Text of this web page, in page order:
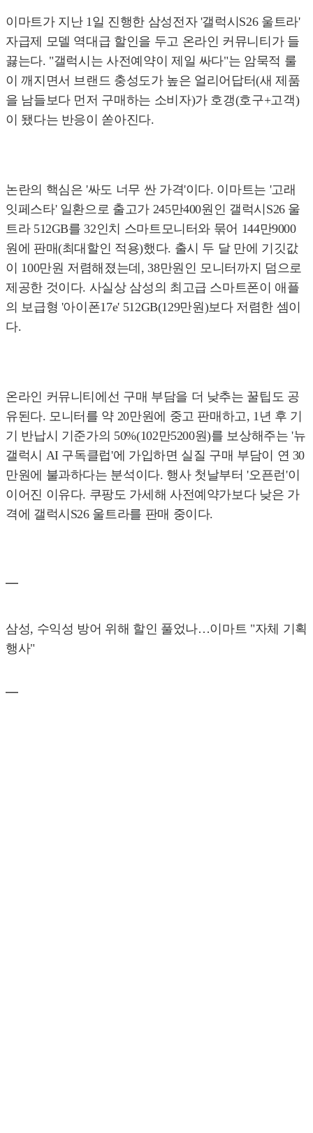
이마트가 지난 1일 진행한 삼성전자 '갤럭시S26 울트라'
자급제 모델 역대급 할인을 두고 온라인 커뮤니티가 들
끓는다. "갤럭시는 사전예약이 제일 싸다"는 암묵적 룰
이 깨지면서 브랜드 충성도가 높은 얼리어답터(새 제품
을 남들보다 먼저 구매하는 소비자)가 호갱(호구+고객)
이 됐다는 반응이 쏟아진다.
논란의 핵심은 '싸도 너무 싼 가격'이다. 이마트는 '고래
잇페스타' 일환으로 출고가 245만400원인 갤럭시S26 울
트라 512GB를 32인치 스마트모니터와 묶어 144만9000
원에 판매(최대할인 적용)했다. 출시 두 달 만에 기깃값
이 100만원 저렴해졌는데, 38만원인 모니터까지 덤으로
제공한 것이다. 사실상 삼성의 최고급 스마트폰이 애플
의 보급형 '아이폰17e' 512GB(129만원)보다 저렴한 셈이
다.
온라인 커뮤니티에선 구매 부담을 더 낮추는 꿀팁도 공
유된다. 모니터를 약 20만원에 중고 판매하고, 1년 후 기
기 반납시 기준가의 50%(102만5200원)를 보상해주는 '뉴
갤럭시 AI 구독클럽'에 가입하면 실질 구매 부담이 연 30
만원에 불과하다는 분석이다. 행사 첫날부터 '오픈런'이
이어진 이유다. 쿠팡도 가세해 사전예약가보다 낮은 가
격에 갤럭시S26 울트라를 판매 중이다.
━
삼성, 수익성 방어 위해 할인 풀었나…이마트 "자체 기획
행사"
━